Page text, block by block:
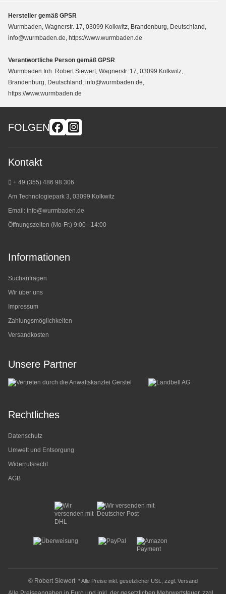
Hersteller gemäß GPSR
Wurmbaden, Wagnerstr. 17, 03099 Kolkwitz, Brandenburg, Deutschland,
info@wurmbaden.de, https://www.wurmbaden.de
Verantwortliche Person gemäß GPSR
Wurmbaden Inh. Robert Siewert, Wagnerstr. 17, 03099 Kolkwitz,
Brandenburg, Deutschland, info@wurmbaden.de,
https://www.wurmbaden.de
FOLGEN
Kontakt
+ 49 (355) 486 98 306
Am Technologiepark 3, 03099 Kolkwitz
Email: info@wurmbaden.de
Öffnungszeiten (Mo-Fr.) 9:00 - 14:00
Informationen
Suchanfragen
Wir über uns
Impressum
Zahlungsmöglichkeiten
Versandkosten
Unsere Partner
Rechtliches
Datenschutz
Umwelt und Entsorgung
Widerrufsrecht
AGB
© Robert Siewert* Alle Preise inkl. gesetzlicher USt., zzgl. Versand